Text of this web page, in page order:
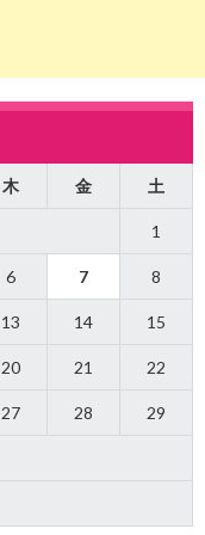
木 金 土
1
6 7 8
13 14 15
20 21 22
27 28 29